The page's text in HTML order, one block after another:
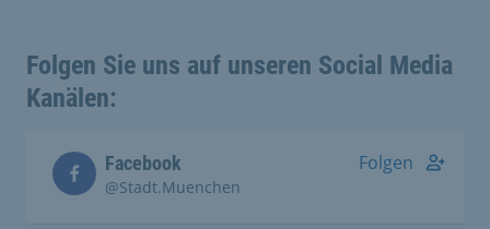
Folgen Sie uns auf unseren Social Media
Kanälen:
Facebook
@Stadt.Muenchen
Folgen